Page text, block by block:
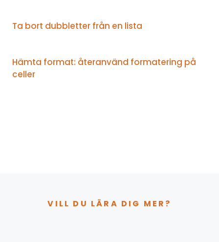
Ta bort dubbletter från en lista
Hämta format: återanvänd formatering på
celler
VILL DU LÄRA DIG MER?